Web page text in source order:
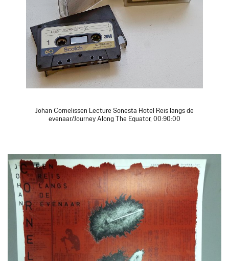
Johan Cornelissen Lecture Sonesta Hotel Reis langs de
evenaar/Journey Along The Equator, 00:90:00